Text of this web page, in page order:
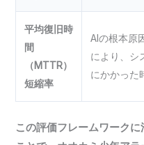
平均復旧時
間
（MTTR）
短縮率
AIの根本原
により、シ
にかかった
この評価フレームワーク